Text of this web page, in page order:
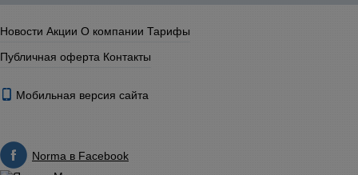
Новости Акции О компании Тарифы
Публичная оферта Контакты
Мобильная версия сайта
Norma в Facebook